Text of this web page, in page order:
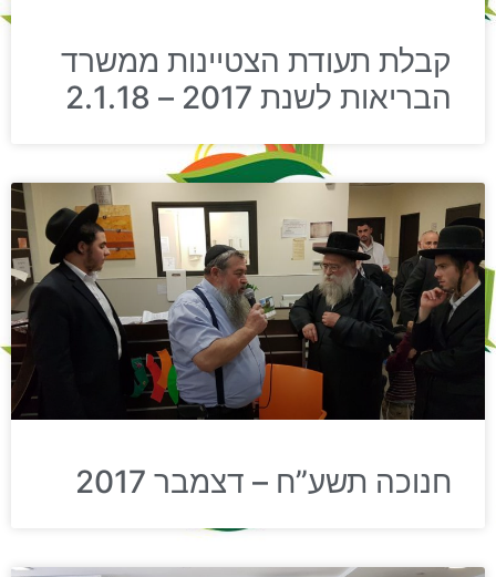
קבלת תעודת הצטיינות ממשרד
הבריאות לשנת 2017 – 2.1.18
חנוכה תשע”ח – דצמבר 2017